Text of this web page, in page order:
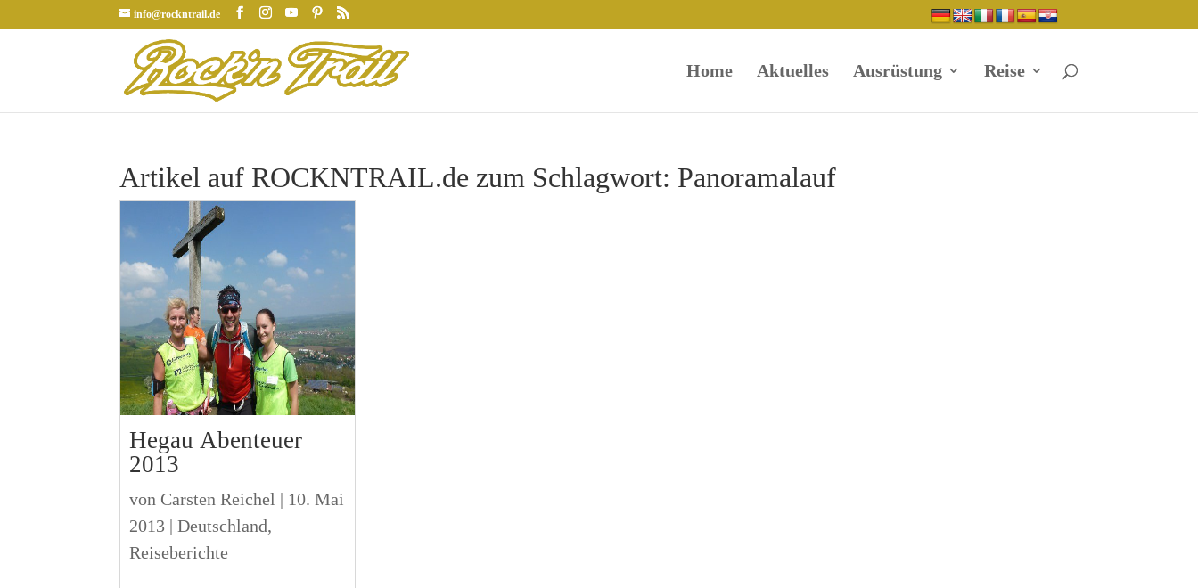
info@rockntrail.de
Home Aktuelles Ausrüstung Reise
Artikel auf ROCKNTRAIL.de zum Schlagwort: Panoramalauf
Hegau Abenteuer
2013
vonCarsten Reichel | 10. Mai
2013 |Deutschland,
Reiseberichte